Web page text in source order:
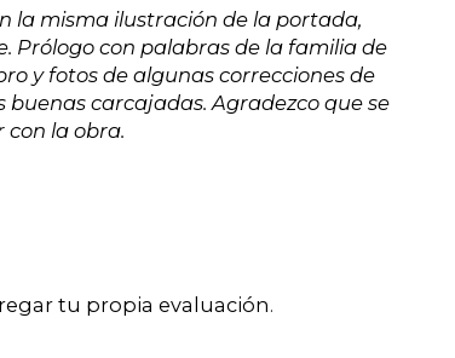
la misma ilustración de la portada,
Prólogo con palabras de la familia de
y fotos de algunas correcciones de
buenas carcajadas. Agradezco que se
la obra.
tu propia evaluación.